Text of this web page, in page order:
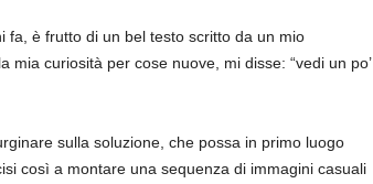
fa, è frutto di un bel testo scritto da un mio
curiosità per cose nuove, mi disse: “vedi un po’
sulla soluzione, che possa in primo luogo
così a montare una sequenza di immagini casuali